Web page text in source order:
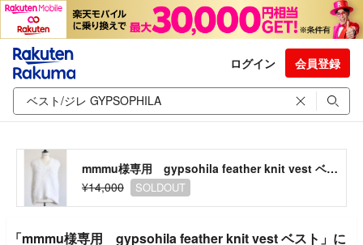
ログイン 会員登録
mmmu様専用 gypsohila feather knit vest ベスト
¥14,000
SOLDOUT
「mmmu様専用 gypsohila feather knit vest ベスト」に